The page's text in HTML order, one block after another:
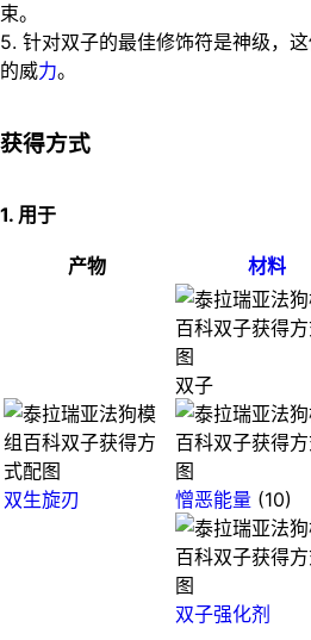
束。
5. 针对双子的最佳修饰符是神级，
的威力。
获得方式
1. 用于
产物 材料
双生旋刃
双子
憎恶能量 (10)
双子强化剂